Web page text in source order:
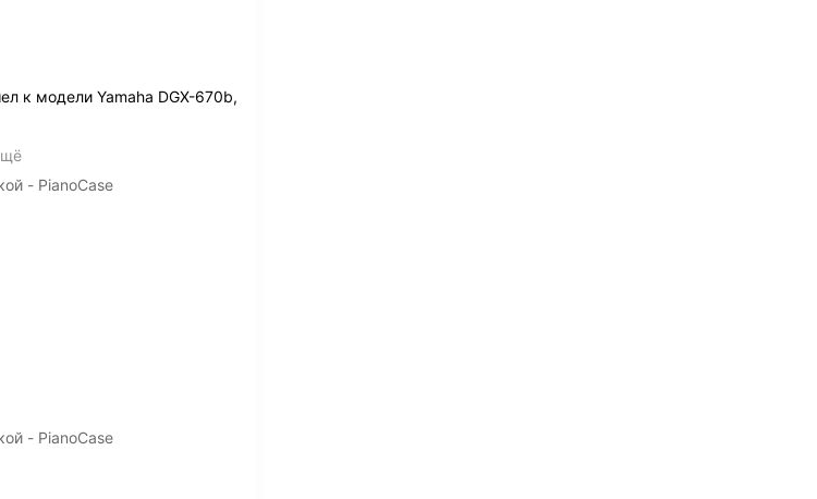
к модели Yamaha DGX-670b,
- PianoCase
- PianoCase